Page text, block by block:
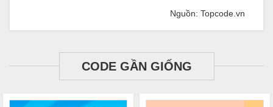
Nguồn: Topcode.vn
CODE GẦN GIỐNG